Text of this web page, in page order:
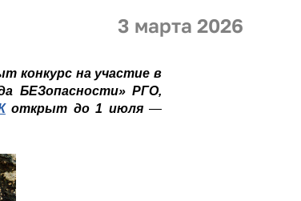
3 марта 2026
конкурс на участие в
БЕЗопасности» РГО,
открыт до 1 июля—